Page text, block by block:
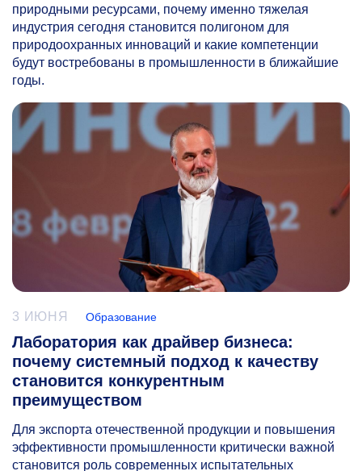
природными ресурсами, почему именно тяжелая
индустрия сегодня становится полигоном для
природоохранных инноваций и какие компетенции
будут востребованы в промышленности в ближайшие
годы.
3 ИЮНЯ Образование
Лаборатория как драйвер бизнеса:
почему системный подход к качеству
становится конкурентным
преимуществом
Для экспорта отечественной продукции и повышения
эффективности промышленности критически важной
становится роль современных испытательных